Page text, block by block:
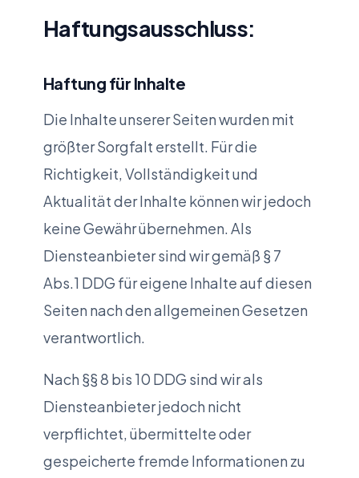
Haftungsausschluss:
Haftung für Inhalte
Die Inhalte unserer Seiten wurden mit
größter Sorgfalt erstellt. Für die
Richtigkeit, Vollständigkeit und
Aktualität der Inhalte können wir jedoch
keine Gewähr übernehmen. Als
Diensteanbieter sind wir gemäß § 7
Abs.1 DDG für eigene Inhalte auf diesen
Seiten nach den allgemeinen Gesetzen
verantwortlich.
Nach §§ 8 bis 10 DDG sind wir als
Diensteanbieter jedoch nicht
verpflichtet, übermittelte oder
gespeicherte fremde Informationen zu